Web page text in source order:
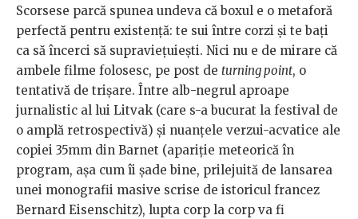
Scorsese parcă spunea undeva că boxul e o metaforă
perfectă pentru existență: te sui între corzi și te bați
ca să încerci să supraviețuiești. Nici nu e de mirare că
ambele filme folosesc, pe post de turning point, o
tentativă de trișare. Între alb-negrul aproape
jurnalistic al lui Litvak (care s-a bucurat la festival de
o amplă retrospectivă) și nuanțele verzui-acvatice ale
copiei 35mm din Barnet (apariție meteorică în
program, așa cum îi șade bine, prilejuită de lansarea
unei monografii masive scrise de istoricul francez
Bernard Eisenschitz), lupta corp la corp va fi